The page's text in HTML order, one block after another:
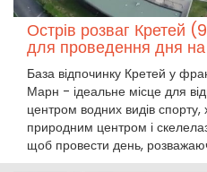
Острів розваг Кретей
для проведення дня на
База відпочинку Кретей у
Марн - ідеальне місце для
центром водних видів
природним центром і
щоб провести день,